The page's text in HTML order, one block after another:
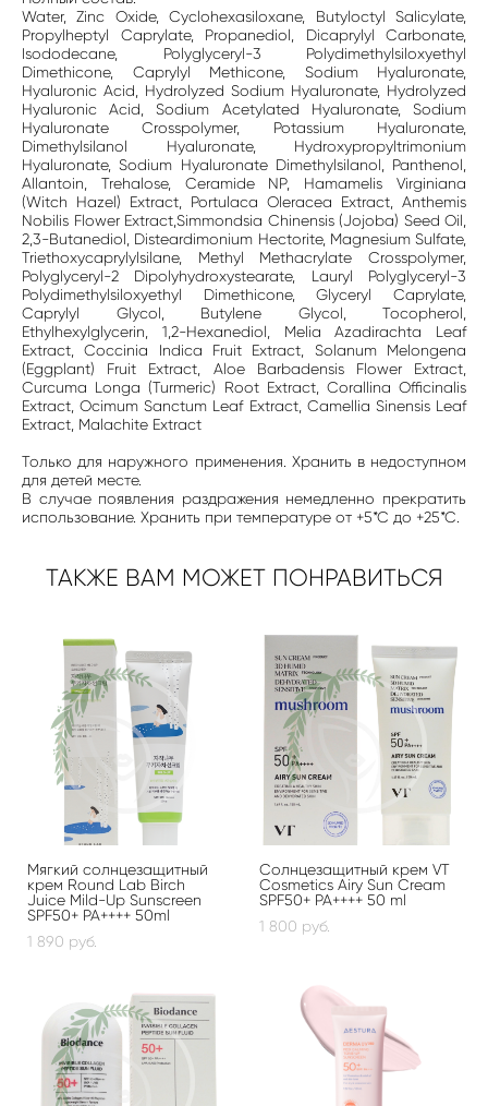
Water, Zinc Oxide, Cyclohexasiloxane, Butyloctyl Salicylate,
Propylheptyl Caprylate, Propanediol, Dicaprylyl Carbonate,
Isododecane, Polyglyceryl-3 Polydimethylsiloxyethyl
Dimethicone, Caprylyl Methicone, Sodium Hyaluronate,
Hyaluronic Acid, Hydrolyzed Sodium Hyaluronate, Hydrolyzed
Hyaluronic Acid, Sodium Acetylated Hyaluronate, Sodium
Hyaluronate Crosspolymer, Potassium Hyaluronate,
Dimethylsilanol Hyaluronate, Hydroxypropyltrimonium
Hyaluronate, Sodium Hyaluronate Dimethylsilanol, Panthenol,
Allantoin, Trehalose, Ceramide NP, Hamamelis Virginiana
(Witch Hazel) Extract, Portulaca Oleracea Extract, Anthemis
Nobilis Flower Extract,Simmondsia Chinensis (Jojoba) Seed Oil,
2,3-Butanediol, Disteardimonium Hectorite, Magnesium Sulfate,
Triethoxycaprylylsilane, Methyl Methacrylate Crosspolymer,
Polyglyceryl-2 Dipolyhydroxystearate, Lauryl Polyglyceryl-3
Polydimethylsiloxyethyl Dimethicone, Glyceryl Caprylate,
Caprylyl Glycol, Butylene Glycol, Tocopherol,
Ethylhexylglycerin, 1,2-Hexanediol, Melia Azadirachta Leaf
Extract, Coccinia Indica Fruit Extract, Solanum Melongena
(Eggplant) Fruit Extract, Aloe Barbadensis Flower Extract,
Curcuma Longa (Turmeric) Root Extract, Corallina Officinalis
Extract, Ocimum Sanctum Leaf Extract, Camellia Sinensis Leaf
Extract, Malachite Extract
Только для наружного применения. Хранить в недоступном
для детей месте.
В случае появления раздражения немедленно прекратить
использование. Хранить при температуре от +5*С до +25*С.
ТАКЖЕ ВАМ МОЖЕТ ПОНРАВИТЬСЯ
Мягкий солнцезащитный
крем Round Lab Birch
Juice Mild-Up Sunscreen
SPF50+ PA++++ 50ml
1 890 pуб.
Солнцезащитный крем VT
Cosmetics Airy Sun Cream
SPF50+ PA++++ 50 ml
1 800 pуб.